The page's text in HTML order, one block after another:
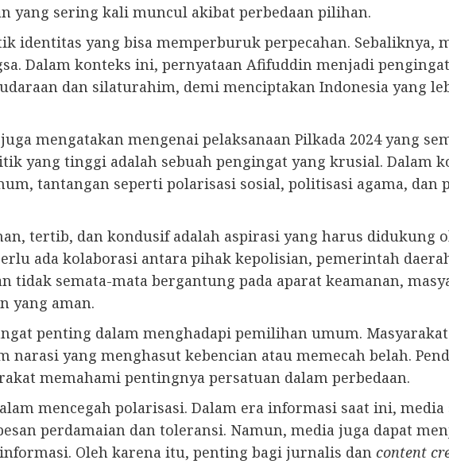
yang sering kali muncul akibat perbedaan pilihan.
identitas yang bisa memperburuk perpecahan. Sebaliknya,
Dalam konteks ini, pernyataan Afifuddin menjadi
dan silaturahim, demi menciptakan Indonesia yang
mengatakan mengenai pelaksanaan Pilkada 2024 yang
yang tinggi adalah sebuah pengingat yang krusial. Dalam
tantangan seperti polarisasi sosial, politisasi agama, dan
tertib, dan kondusif adalah aspirasi yang harus didukung
ada kolaborasi antara pihak kepolisian, pemerintah
tidak semata-mata bergantung pada aparat keamanan,
yang aman.
penting dalam menghadapi pemilihan umum.
yang menghasut kebencian atau memecah belah.
memahami pentingnya persatuan dalam perbedaan.
mencegah polarisasi. Dalam era informasi saat ini,
perdamaian dan toleransi. Namun, media juga dapat
Oleh karena itu, penting bagi jurnalis dan content